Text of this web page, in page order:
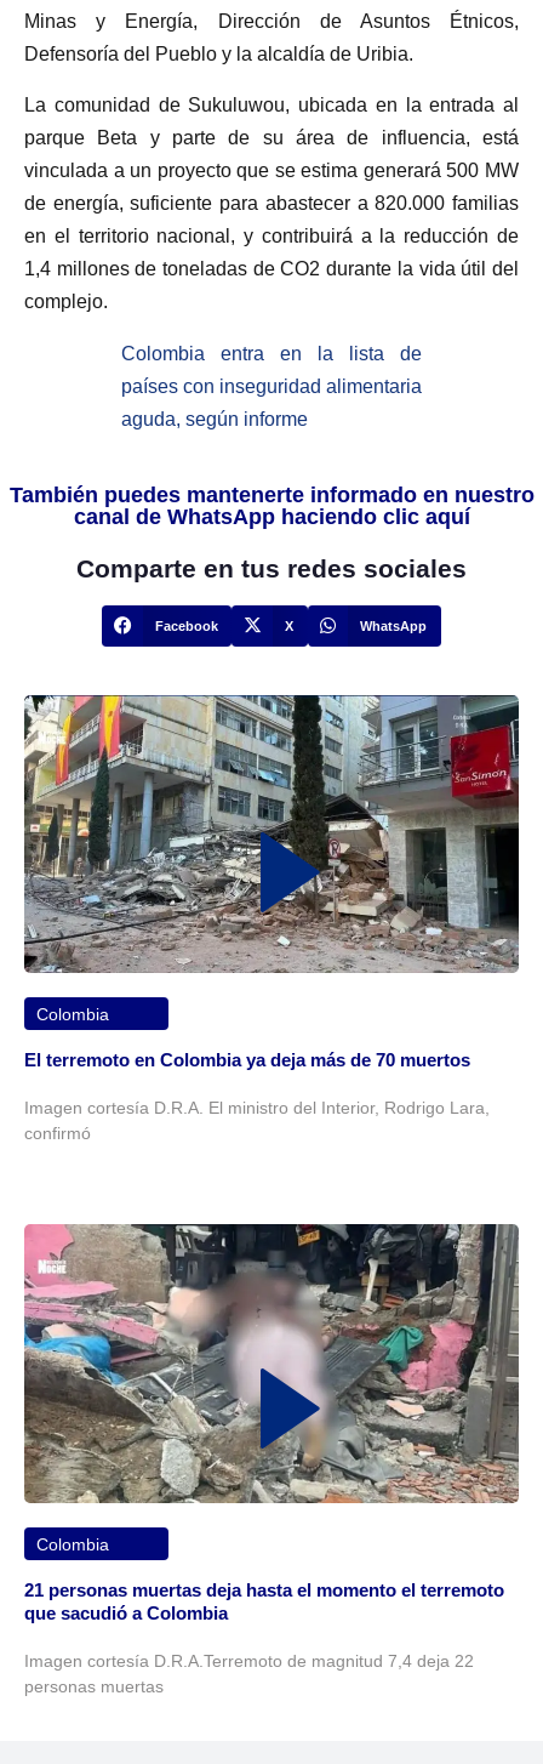
Minas y Energía, Dirección de Asuntos Étnicos,
Defensoría del Pueblo y la alcaldía de Uribia.
La comunidad de Sukuluwou, ubicada en la entrada al
parque Beta y parte de su área de influencia, está
vinculada a un proyecto que se estima generará 500 MW
de energía, suficiente para abastecer a 820.000 familias
en el territorio nacional, y contribuirá a la reducción de
1,4 millones de toneladas de CO2 durante la vida útil del
complejo.
Colombia entra en la lista de
países con inseguridad alimentaria
aguda, según informe
También puedes mantenerte informado en nuestro
canal de WhatsApp haciendo clic aquí
Comparte en tus redes sociales
Facebook X WhatsApp
Colombia
El terremoto en Colombia ya deja más de 70 muertos
Imagen cortesía D.R.A. El ministro del Interior, Rodrigo Lara,
confirmó
Colombia
21 personas muertas deja hasta el momento el terremoto
que sacudió a Colombia
Imagen cortesía D.R.A.Terremoto de magnitud 7,4 deja 22
personas muertas